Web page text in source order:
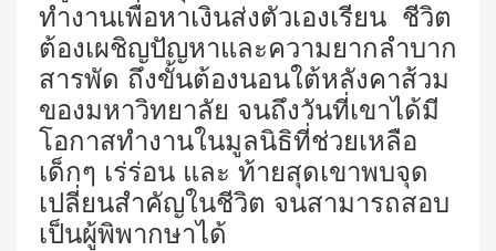
ทำงานเพื่อหาเงินส่งตัวเองเรียน ชีวิต
ต้องเผชิญปัญหาและความยากลำบาก
สารพัด ถึงขั้นต้องนอนใต้หลังคาส้วม
ของมหาวิทยาลัย จนถึงวันที่เขาได้มี
โอกาสทำงานในมูลนิธิที่ช่วยเหลือ
เด็กๆ เร่ร่อน และ ท้ายสุดเขาพบจุด
เปลี่ยนสำคัญในชีวิต จนสามารถสอบ
เป็นผู้พิพากษาได้